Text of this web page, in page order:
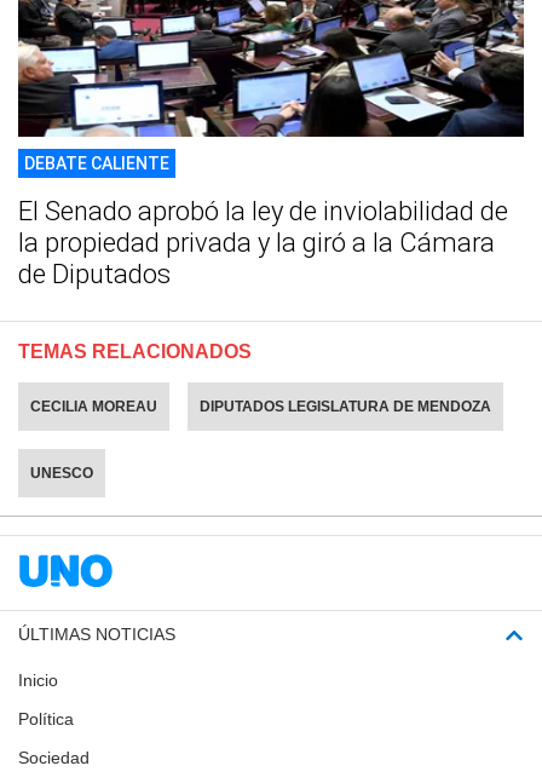
DEBATE CALIENTE
El Senado aprobó la ley de inviolabilidad de
la propiedad privada y la giró a la Cámara
de Diputados
TEMAS RELACIONADOS
CECILIA MOREAU DIPUTADOS LEGISLATURA DE MENDOZA
UNESCO
ÚLTIMAS NOTICIAS
Inicio
Política
Sociedad